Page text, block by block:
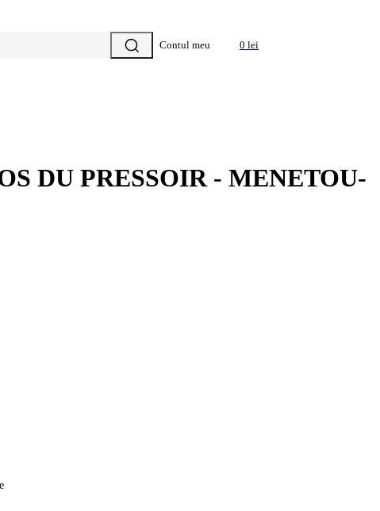
Contul meu 0 lei
DU PRESSOIR - MENETOU-